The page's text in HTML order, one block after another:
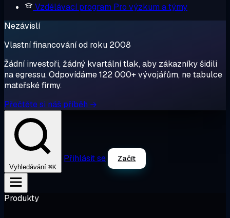
Vzdělávací program Pro výzkum a týmy
Nezávislí
Vlastní financování od roku 2008
Žádní investoři, žádný kvartální tlak, aby zákazníky šidili
na egressu. Odpovídáme 122 000+ vývojářům, ne tabulce
mateřské firmy.
Přečtěte si náš příběh →
Vyhledávání ⌘K
Přihlásit se Začít
Produkty